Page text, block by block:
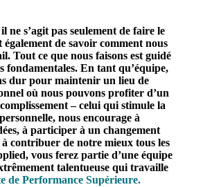
ne s’agit pas seulement de faire le
également de savoir comment nous
Tout ce que nous faisons est guidé
fondamentales. En tant qu’équipe,
dur pour maintenir un lieu de
où nous pouvons profiter d’un
– celui qui stimule la
nous encourage à
à participer à un changement
contribuer de notre mieux tous les
vous ferez partie d’une équipe
talentueuse qui travaille
de Performance Supérieure.